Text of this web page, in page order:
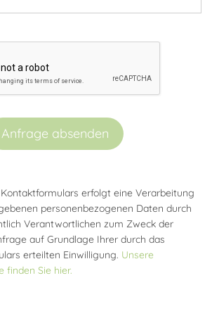
Anfrage absenden
erfolgt eine Verarbeitung
personenbezogenen Daten durch
Verantwortlichen zum Zweck der
auf Grundlage Ihrer durch das
erteilten Einwilligung. Unsere
finden Sie hier.